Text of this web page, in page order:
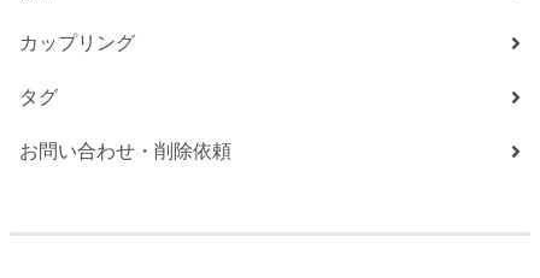
カップリング
タグ
お問い合わせ・削除依頼